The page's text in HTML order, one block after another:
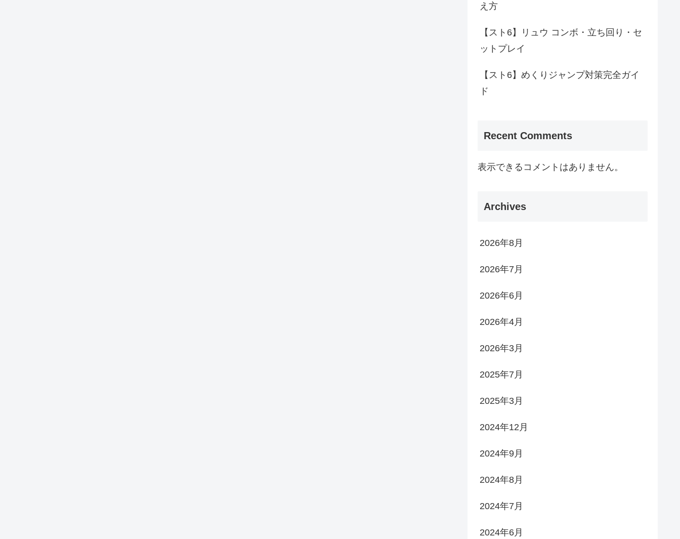
え方
【スト6】リュウ コンボ・立ち回り・セ
ットプレイ
【スト6】めくりジャンプ対策完全ガイ
ド
Recent Comments
表示できるコメントはありません。
Archives
2026年8月
2026年7月
2026年6月
2026年4月
2026年3月
2025年7月
2025年3月
2024年12月
2024年9月
2024年8月
2024年7月
2024年6月